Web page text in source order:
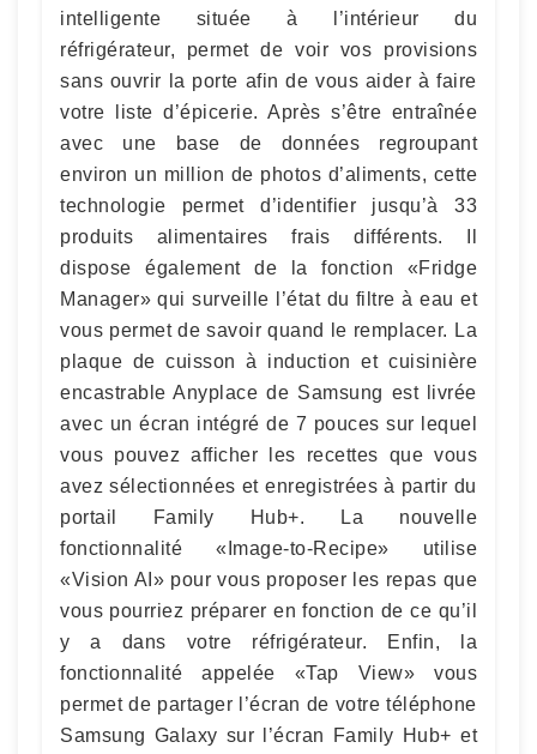
intelligente située à l’intérieur du
réfrigérateur, permet de voir vos provisions
sans ouvrir la porte afin de vous aider à faire
votre liste d’épicerie. Après s’être entraînée
avec une base de données regroupant
environ un million de photos d’aliments, cette
technologie permet d’identifier jusqu’à 33
produits alimentaires frais différents. Il
dispose également de la fonction «Fridge
Manager» qui surveille l’état du filtre à eau et
vous permet de savoir quand le remplacer. La
plaque de cuisson à induction et cuisinière
encastrable Anyplace de Samsung est livrée
avec un écran intégré de 7 pouces sur lequel
vous pouvez afficher les recettes que vous
avez sélectionnées et enregistrées à partir du
portail Family Hub+. La nouvelle
fonctionnalité «Image-to-Recipe» utilise
«Vision AI» pour vous proposer les repas que
vous pourriez préparer en fonction de ce qu’il
y a dans votre réfrigérateur. Enfin, la
fonctionnalité appelée «Tap View» vous
permet de partager l’écran de votre téléphone
Samsung Galaxy sur l’écran Family Hub+ et